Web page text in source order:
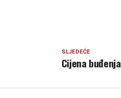
SLJEDEĆE
Cijena buđenja